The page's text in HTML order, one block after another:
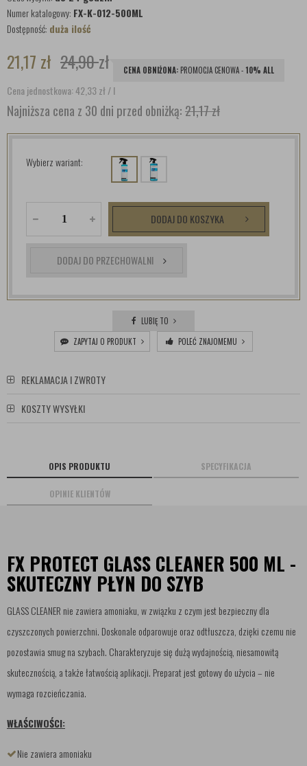
Numer katalogowy: FX-K-012-500ML
Dostępność: duża ilość
21,17 zł 24,90zł CENA OBNIŻONA: PROMOCJA CENOWA -10% ALL
Cena jednostkowa: 42,33zł/ l
Najniższa cena z 30 dni przed obniżką:21,17 zł
Wybierz wariant:
DODAJ DO KOSZYKA
DODAJ DO PRZECHOWALNI
LUBIĘ TO
ZAPYTAJ O PRODUKT
POLEĆ ZNAJOMEMU
REKLAMACJA I ZWROTY
KOSZTY WYSYŁKI
OPIS PRODUKTU SPECYFIKACJA
OPINIE KLIENTÓW
FX PROTECT GLASS CLEANER 500 ML -
SKUTECZNY PŁYN DO SZYB
GLASS CLEANER nie zawiera amoniaku, w związku z czym jest bezpieczny dla
czyszczonych powierzchni. Doskonale odparowuje oraz odtłuszcza, dzięki czemu nie
pozostawia smug na szybach. Charakteryzuje się dużą wydajnością, niesamowitą
skutecznością, a także łatwością aplikacji. Preparat jest gotowy do użycia – nie
wymaga rozcieńczania.
WŁAŚCIWOŚCI:
Nie zawiera amoniaku